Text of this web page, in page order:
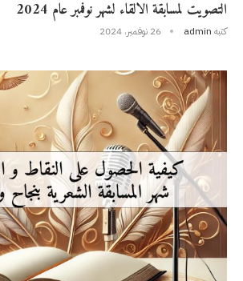
التصويت لمسابقة الالقاء لشهر نوفمبر عام 2024
كتبه admin 26 نوفمبر، 2024